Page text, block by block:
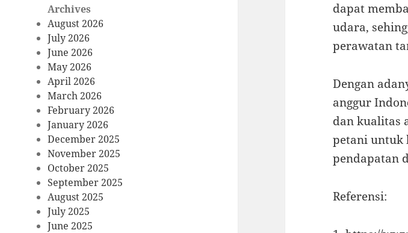
Archives
August 2026
July 2026
June 2026
May 2026
April 2026
March 2026
February 2026
January 2026
December 2025
November 2025
October 2025
September 2025
August 2025
July 2025
June 2025
dapat
udara,
perawatan
Dengan
anggur
dan kualitas
petani untuk
pendapatan
Referensi: